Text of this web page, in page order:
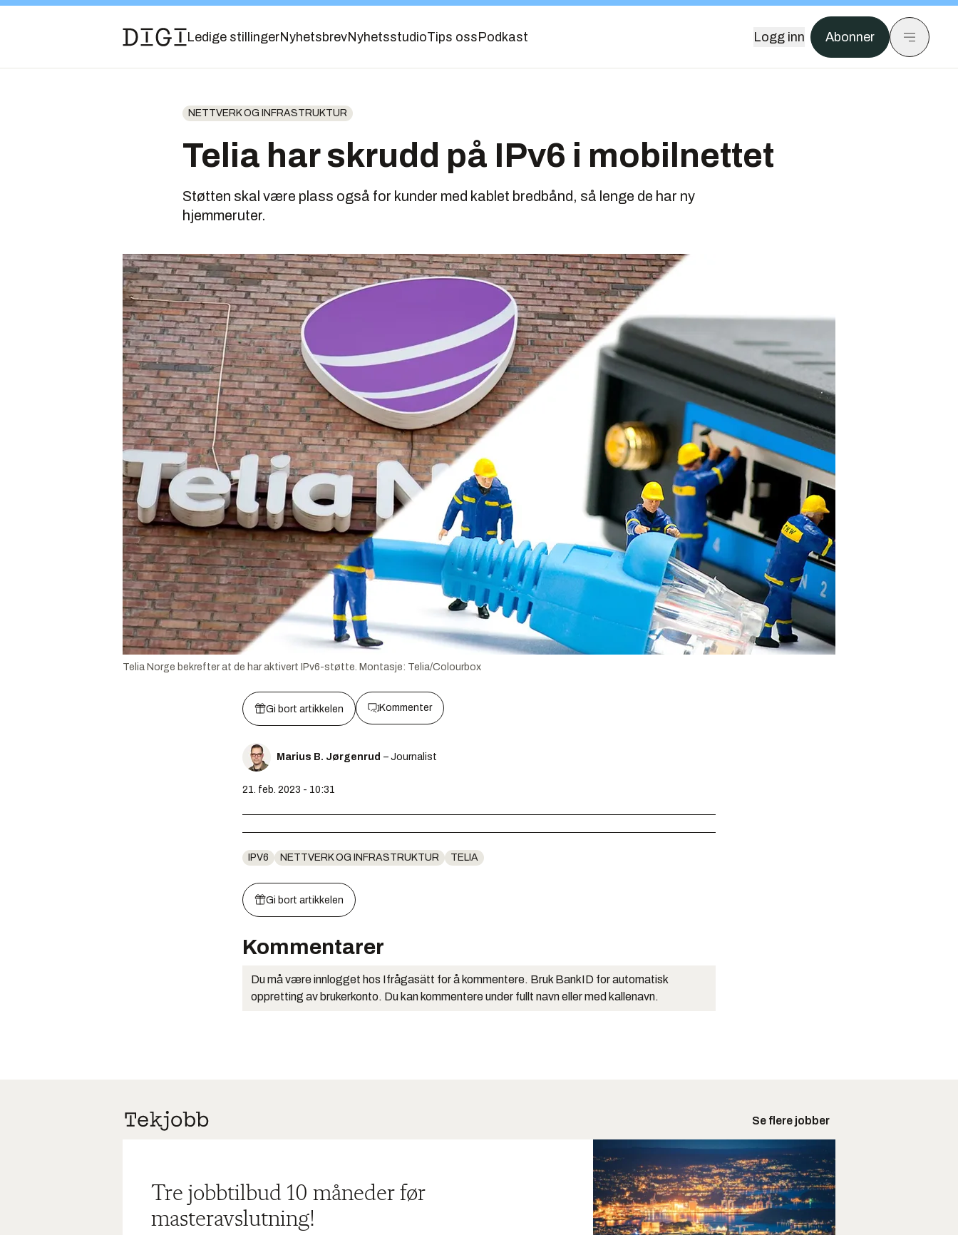
Ledige stillingerNyhetsbrevNyhetsstudioTips oss Podkast Logg inn Abonner
NETTVERK OG INFRASTRUKTUR
Telia har skrudd på IPv6 i mobilnettet
Støtten skal være plass også for kunder med kablet bredbånd, så lenge de har ny
hjemmeruter.
Telia Norge bekrefter at de har aktivert IPv6-støtte. Montasje: Telia/Colourbox
Gi bort artikkelen Kommenter
Marius B. Jørgenrud – Journalist
21. feb. 2023 - 10:31
IPV6 NETTVERK OG INFRASTRUKTUR TELIA
Gi bort artikkelen
Kommentarer
Du må være innlogget hos Ifrågasätt for å kommentere. Bruk BankID for automatisk
oppretting av brukerkonto. Du kan kommentere under fullt navn eller med kallenavn.
Se flere jobber
Tre jobbtilbud 10 måneder før
masteravslutning!